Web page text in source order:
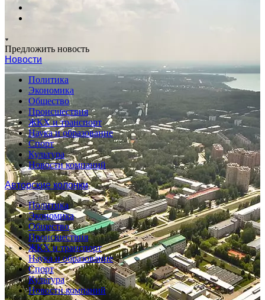
Предложить новость
Новости
Политика
Экономика
Общество
Происшествия
ЖКХ и транспорт
Наука и образование
Спорт
Культура
Новости компаний
Авторские колонки
Политика
Экономика
Общество
Происшествия
ЖКХ и транспорт
Наука и образование
Спорт
Культура
Новости компаний